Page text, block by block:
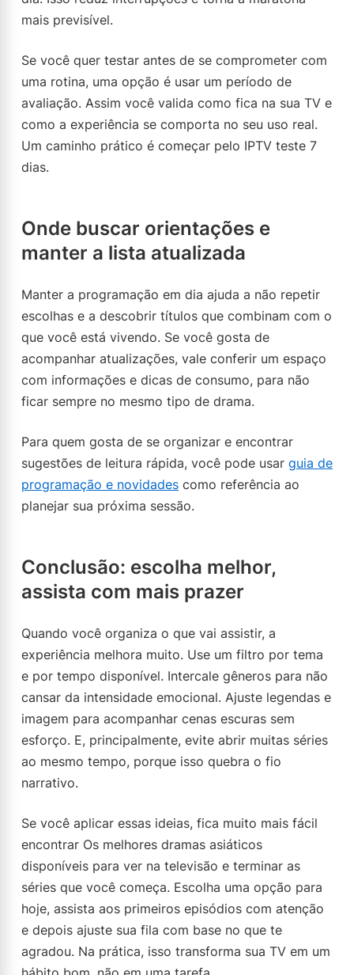
mais previsível.
Se você quer testar antes de se comprometer com
uma rotina, uma opção é usar um período de
avaliação. Assim você valida como fica na sua TV e
como a experiência se comporta no seu uso real.
Um caminho prático é começar pelo IPTV teste 7
dias.
Onde buscar orientações e
manter a lista atualizada
Manter a programação em dia ajuda a não repetir
escolhas e a descobrir títulos que combinam com o
que você está vivendo. Se você gosta de
acompanhar atualizações, vale conferir um espaço
com informações e dicas de consumo, para não
ficar sempre no mesmo tipo de drama.
Para quem gosta de se organizar e encontrar
sugestões de leitura rápida, você pode usar guia de
programação e novidades como referência ao
planejar sua próxima sessão.
Conclusão: escolha melhor,
assista com mais prazer
Quando você organiza o que vai assistir, a
experiência melhora muito. Use um filtro por tema
e por tempo disponível. Intercale gêneros para não
cansar da intensidade emocional. Ajuste legendas e
imagem para acompanhar cenas escuras sem
esforço. E, principalmente, evite abrir muitas séries
ao mesmo tempo, porque isso quebra o fio
narrativo.
Se você aplicar essas ideias, fica muito mais fácil
encontrar Os melhores dramas asiáticos
disponíveis para ver na televisão e terminar as
séries que você começa. Escolha uma opção para
hoje, assista aos primeiros episódios com atenção
e depois ajuste sua fila com base no que te
agradou. Na prática, isso transforma sua TV em um